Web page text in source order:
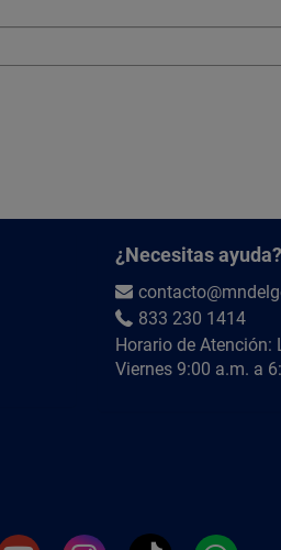
¿Necesitas ayuda?
833 230 1414
Horario de Atención:
Viernes 9:00 a.m. a